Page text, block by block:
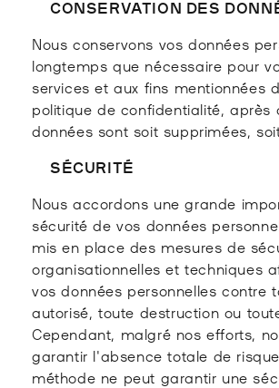
CONSERVATION DES
Nous conservons vos données
longtemps que nécessaire pour
services et aux fins mentionnées
politique de confidentialité, après
données sont soit supprimées,
SÉCURITÉ
Nous accordons une grande
sécurité de vos données
mis en place des mesures de
organisationnelles et techniques
vos données personnelles contre
autorisé, toute destruction ou
Cependant, malgré nos efforts,
garantir l'absence totale de
méthode ne peut garantir une